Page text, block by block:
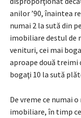
anilor ’90, înaintea
numai 2 la sută din
imobiliare destul de
venituri, cei mai
aproape două
bogaţi 10 la sută
De vreme ce numai
imobiliare, în timp